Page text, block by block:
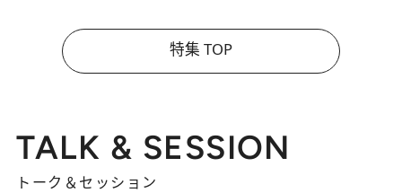
特集 TOP
TALK & SESSION
トーク＆セッション